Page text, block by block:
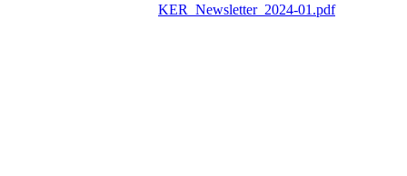
KER_Newsletter_2024-01.pdf